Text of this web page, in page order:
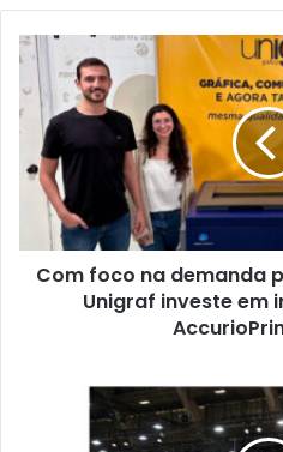
Com
foco
na
demanda
por
pequenas
tiragens,
Unigraf
investe
em
impressora
Com foco na demanda
Unigraf investe em
sustentabilidade